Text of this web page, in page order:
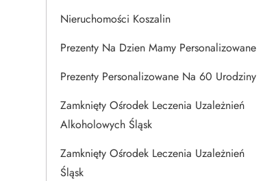
Nieruchomości Koszalin
Prezenty Na Dzien Mamy Personalizowane
Prezenty Personalizowane Na 60 Urodziny
Zamknięty Ośrodek Leczenia Uzależnień
Alkoholowych Śląsk
Zamknięty Ośrodek Leczenia Uzależnień
Śląsk